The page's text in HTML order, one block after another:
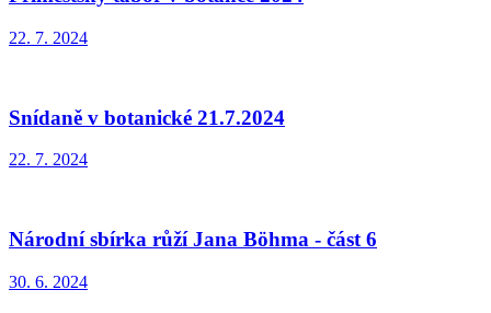
22. 7. 2024
Snídaně v botanické 21.7.2024
22. 7. 2024
Národní sbírka růží Jana Böhma - část 6
30. 6. 2024